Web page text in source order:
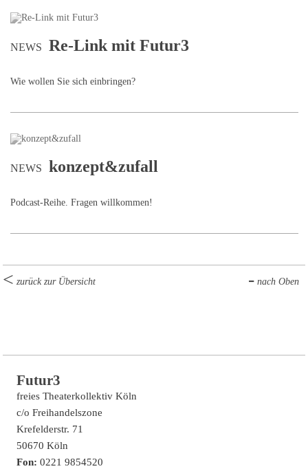
NEWS Re-Link mit Futur3
Wie wollen Sie sich einbringen?
NEWS konzept&zufall
Podcast-Reihe. Fragen willkommen!
zurück zur Übersicht nach Oben
Futur3
freies Theaterkollektiv Köln
c/o Freihandelszone
Krefelderstr. 71
50670 Köln
Fon:0221 9854520